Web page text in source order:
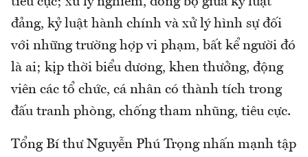
đảng, kỷ luật hành chính và xử lý hình sự đối
với những trường hợp vi phạm, bất kể người đó
là ai; kịp thời biểu dương, khen thưởng, động
viên các tổ chức, cá nhân có thành tích trong
đấu tranh phòng, chống tham nhũng, tiêu cực.
Tổng Bí thư Nguyễn Phú Trọng nhấn mạnh tập